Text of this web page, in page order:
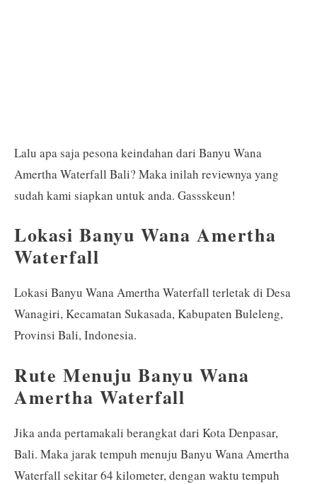
Lalu apa saja pesona keindahan dari Banyu Wana
Amertha Waterfall Bali? Maka inilah reviewnya yang
sudah kami siapkan untuk anda. Gassskeun!
Lokasi Banyu Wana Amertha
Waterfall
Lokasi Banyu Wana Amertha Waterfall terletak di Desa
Wanagiri, Kecamatan Sukasada, Kabupaten Buleleng,
Provinsi Bali, Indonesia.
Rute Menuju Banyu Wana
Amertha Waterfall
Jika anda pertamakali berangkat dari Kota Denpasar,
Bali. Maka jarak tempuh menuju Banyu Wana Amertha
Waterfall sekitar 64 kilometer, dengan waktu tempuh